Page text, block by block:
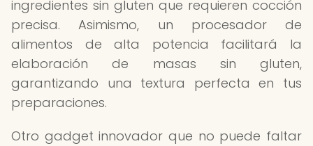
ingredientes sin gluten que requieren cocción
precisa. Asimismo, un procesador de
alimentos de alta potencia facilitará la
elaboración de masas sin gluten,
garantizando una textura perfecta en tus
preparaciones.
Otro gadget innovador que no puede faltar